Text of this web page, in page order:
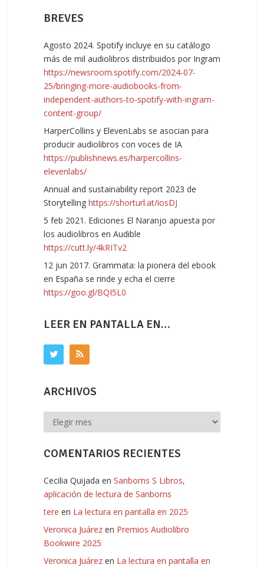
BREVES
Agosto 2024. Spotify incluye en su catálogo
más de mil audiolibros distribuidos por Ingram
https://newsroom.spotify.com/2024-07-
25/bringing-more-audiobooks-from-
independent-authors-to-spotify-with-ingram-
content-group/
HarperCollins y ElevenLabs se asocian para
producir audiolibros con voces de IA
https://publishnews.es/harpercollins-
elevenlabs/
Annual and sustainability report 2023 de
Storytelling https://shorturl.at/iosDJ
5 feb 2021. Ediciones El Naranjo apuesta por
los audiolibros en Audible
https://cutt.ly/4kRITv2
12 jun 2017. Grammata: la pionera del ebook
en España se rinde y echa el cierre
https://goo.gl/BQI5L0
LEER EN PANTALLA EN…
ARCHIVOS
Archivos
COMENTARIOS RECIENTES
Cecilia Quijada en Sanborns S Libros,
aplicación de lectura de Sanborns
tere en La lectura en pantalla en 2025
Veronica Juárez en Premios Audiolibro
Bookwire 2025
Veronica Juárez en La lectura en pantalla en